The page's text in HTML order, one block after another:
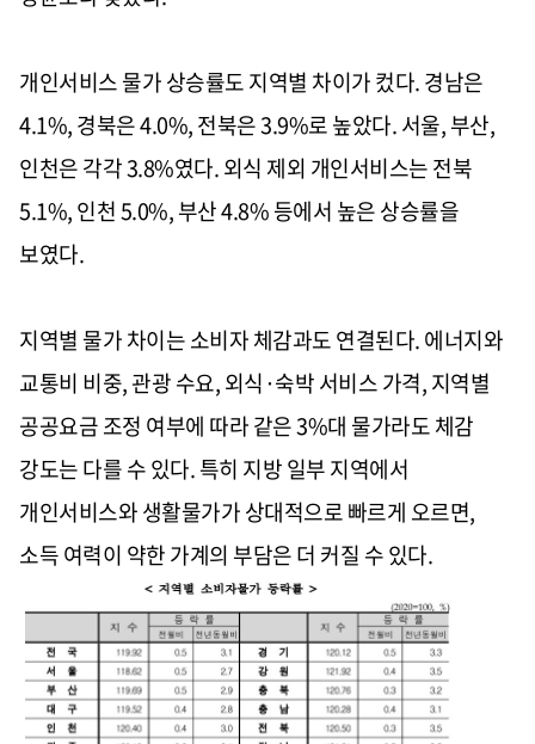
개인서비스 물가 상승률도 지역별 차이가 컸다. 경남은
4.1%, 경북은 4.0%, 전북은 3.9%로 높았다. 서울, 부산,
인천은 각각 3.8%였다. 외식 제외 개인서비스는 전북
5.1%, 인천 5.0%, 부산 4.8% 등에서 높은 상승률을
보였다.
지역별 물가 차이는 소비자 체감과도 연결된다. 에너지와
교통비 비중, 관광 수요, 외식·숙박 서비스 가격, 지역별
공공요금 조정 여부에 따라 같은 3%대 물가라도 체감
강도는 다를 수 있다. 특히 지방 일부 지역에서
개인서비스와 생활물가가 상대적으로 빠르게 오르면,
소득 여력이 약한 가계의 부담은 더 커질 수 있다.